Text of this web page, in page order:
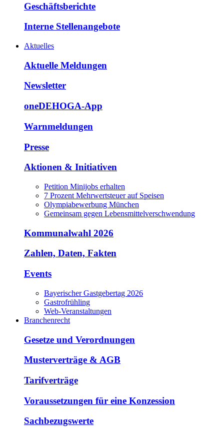
Geschäftsberichte
Interne Stellenangebote
Aktuelles
Aktuelle Meldungen
Newsletter
oneDEHOGA-App
Warnmeldungen
Presse
Aktionen & Initiativen
Petition Minijobs erhalten
7 Prozent Mehrwertsteuer auf Speisen
Olympiabewerbung München
Gemeinsam gegen Lebensmittelverschwendung
Kommunalwahl 2026
Zahlen, Daten, Fakten
Events
Bayerischer Gastgebertag 2026
Gastrofrühling
Web-Veranstaltungen
Branchenrecht
Gesetze und Verordnungen
Musterverträge & AGB
Tarifverträge
Voraussetzungen für eine Konzession
Sachbezugswerte